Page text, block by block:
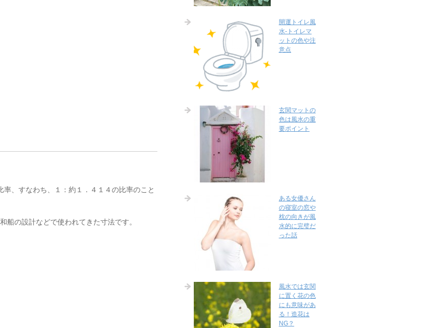
、すなわち、１：約１．４１４の比率のこと
船の設計などで使われてきた寸法です。
開運トイレ風
水-トイレマ
ットの色や注
意点
玄関マットの
色は風水の重
要ポイント
ある女優さん
の寝室の窓や
枕の向きが風
水的に完璧だ
った話
風水では玄関
に置く花の色
にも意味があ
る！造花は
NG？